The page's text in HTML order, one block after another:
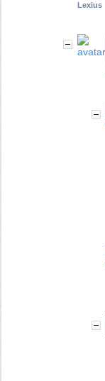
Lexius